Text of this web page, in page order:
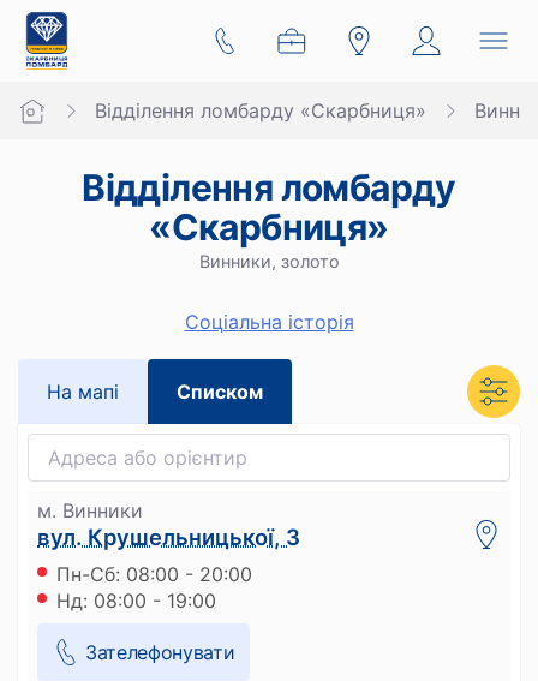
Відділення ломбарду «Скарбниця»
Відділення ломбарду
«Скарбниця»
Винники, золото
Cоціальна історія
На мапi Списком
м. Винники
вул. Крушельницької, 3
Пн-Сб: 08:00 - 20:00
Нд: 08:00 - 19:00
Зателефонувати